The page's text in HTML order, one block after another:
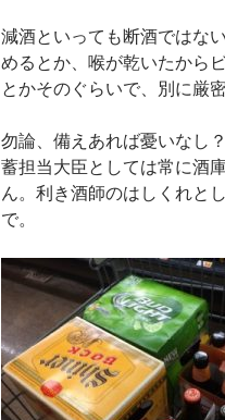
減酒といっても断酒ではな
めるとか、喉が乾いたから
とかそのぐらいで、別に厳
勿論、備えあれば憂いなし
蓄担当大臣としては常に酒
ん。利き酒師のはしくれと
で。